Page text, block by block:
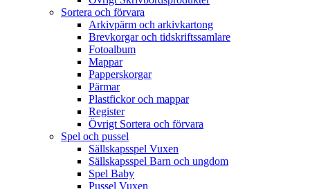
Sortera och förvara
Arkivpärm och arkivkartong
Brevkorgar och tidskriftssamlare
Fotoalbum
Mappar
Papperskorgar
Pärmar
Plastfickor och mappar
Register
Övrigt Sortera och förvara
Spel och pussel
Sällskapsspel Vuxen
Sällskapsspel Barn och ungdom
Spel Baby
Pussel Vuxen